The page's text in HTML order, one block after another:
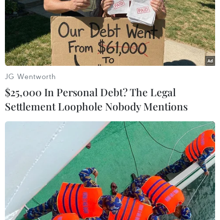
chưng, bánh giày, chả chìa, chả quế…
Trái cây giảm nhãn lồng Hưng Yên chỉ còn
85.000 đồng/3kg, chôm chôm nhãn 79.000
đồng/kg, táo Envy 119.000 đồng/kg… Hoa sen
quan âm cũng được bán với giá 120.000 đồng/10
bông với 2 màu trắng và hồng, nếu kèm thêm
thị cửa hàng báo giá 55.000 đồng/kg.
ứng nhu cầu của thực khách nói chung, các
quán ăn với các món ăn chay nấu sẵn, hoặc đồ
chay đông lạnh luôn sẵn sàng. Trên thị trường
hiện đang bán rất nhiều loại thực phẩm chay
khô, chế biến sẵn khá đẹp mắt và tiện lợi phục
vụ thực khách.
JG Wentworth
$25,000 In Personal Debt? The Legal
Settlement Loophole Nobody Mentions